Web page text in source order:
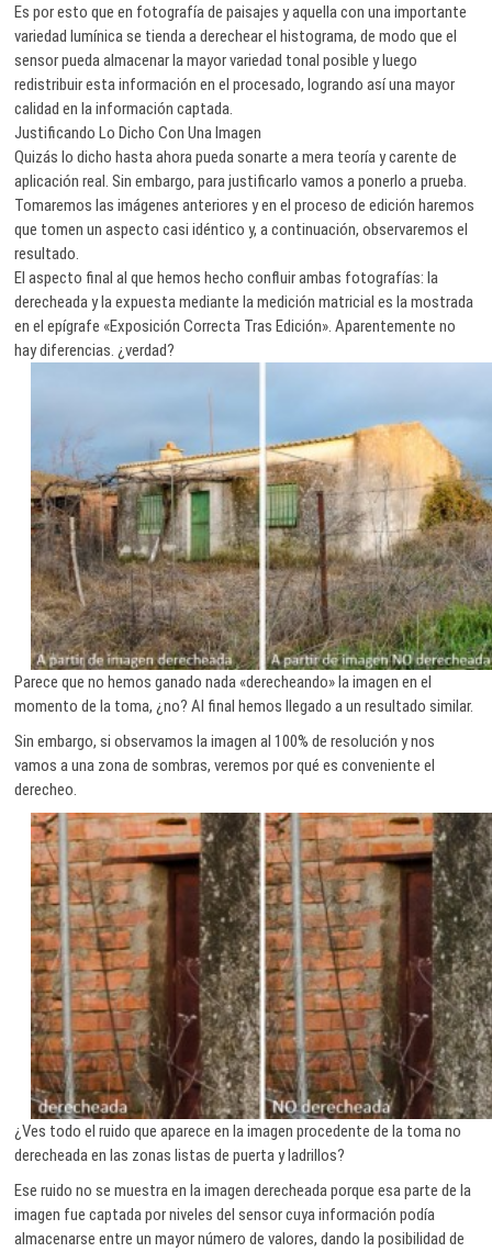
Es por esto que en fotografía de paisajes y aquella con una importante
variedad lumínica se tienda a derechear el histograma, de modo que el
sensor pueda almacenar la mayor variedad tonal posible y luego
redistribuir esta información en el procesado, logrando así una mayor
calidad en la información captada.
Justificando Lo Dicho Con Una Imagen
Quizás lo dicho hasta ahora pueda sonarte a mera teoría y carente de
aplicación real. Sin embargo, para justificarlo vamos a ponerlo a prueba.
Tomaremos las imágenes anteriores y en el proceso de edición haremos
que tomen un aspecto casi idéntico y, a continuación, observaremos el
resultado.
El aspecto final al que hemos hecho confluir ambas fotografías: la
derecheada y la expuesta mediante la medición matricial es la mostrada
en el epígrafe «Exposición Correcta Tras Edición». Aparentemente no
hay diferencias. ¿verdad?
Parece que no hemos ganado nada «derecheando» la imagen en el
momento de la toma, ¿no? Al final hemos llegado a un resultado similar.
Sin embargo, si observamos la imagen al 100% de resolución y nos
vamos a una zona de sombras, veremos por qué es conveniente el
derecheo.
¿Ves todo el ruido que aparece en la imagen procedente de la toma no
derecheada en las zonas listas de puerta y ladrillos?
Ese ruido no se muestra en la imagen derecheada porque esa parte de la
imagen fue captada por niveles del sensor cuya información podía
almacenarse entre un mayor número de valores, dando la posibilidad de